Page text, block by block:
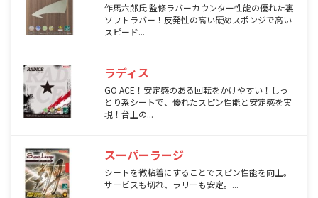
作馬六郎氏 監修ラバーカウンター性能の優れた裏
ソフトラバー！反発性の高い硬めスポンジで高い
スピード...
ラディス
GO ACE！安定感のある回転をかけやすい！しっ
とり系シートで、優れたスピン性能と安定感を実
現！台上の...
スーパーラージ
シートを微粘着にすることでスピン性能を向上。
サービスも切れ、ラリーも安定。...